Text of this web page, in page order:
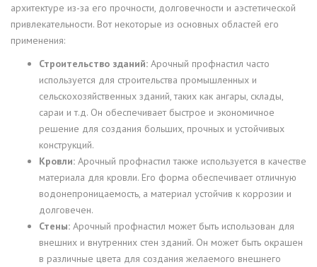
архитектуре из-за его прочности, долговечности и аэстетической
привлекательности. Вот некоторые из основных областей его
применения:
Строительство зданий: Арочный профнастил часто
используется для строительства промышленных и
сельскохозяйственных зданий, таких как ангары, склады,
сараи и т.д. Он обеспечивает быстрое и экономичное
решение для создания больших, прочных и устойчивых
конструкций.
Кровли: Арочный профнастил также используется в качестве
материала для кровли. Его форма обеспечивает отличную
водонепроницаемость, а материал устойчив к коррозии и
долговечен.
Стены: Арочный профнастил может быть использован для
внешних и внутренних стен зданий. Он может быть окрашен
в различные цвета для создания желаемого внешнего